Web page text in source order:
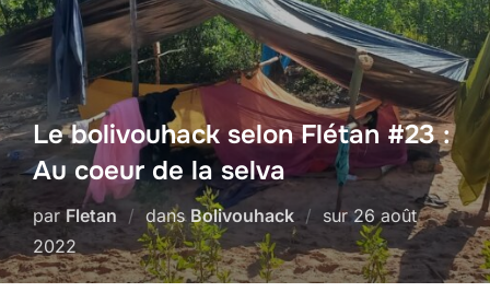
Le bolivouhack selon Flétan #23 :
Au coeur de la selva
par Fletan dans Bolivouhack surPublié
le
26 août
2022